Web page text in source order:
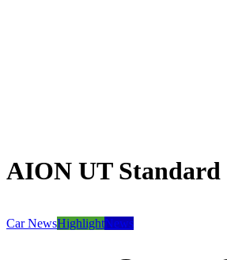
AION UT Standard
Car NewsHighlightNews